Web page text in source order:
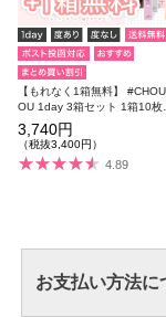
【もれなく1箱無料】
OU 1day 3箱セット 1箱10枚
り 合計30枚
3,740円
（税抜3,400円）
4.89
お支払い方法に